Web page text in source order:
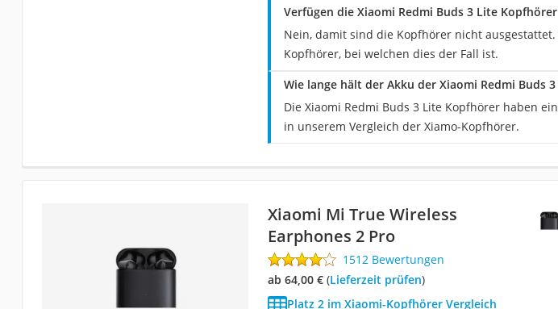
Verfügen die Xiaomi Redmi Buds 3 Lite
Nein, damit sind die Kopfhörer nicht
Kopfhörer, bei welchen dies der Fall ist.
Wie lange hält der Akku der Xiaomi Redmi Buds
Die Xiaomi Redmi Buds 3 Lite Kopfhörer haben
in unserem Vergleich der Xiamo-Kopfhörer.
Xiaomi Mi True Wireless
Earphones 2 Pro
1512 Bewertungen
ab 64,00 €(Lieferzeit prüfen)
Platz 2 im Xiaomi-Kopfhörer Vergleich